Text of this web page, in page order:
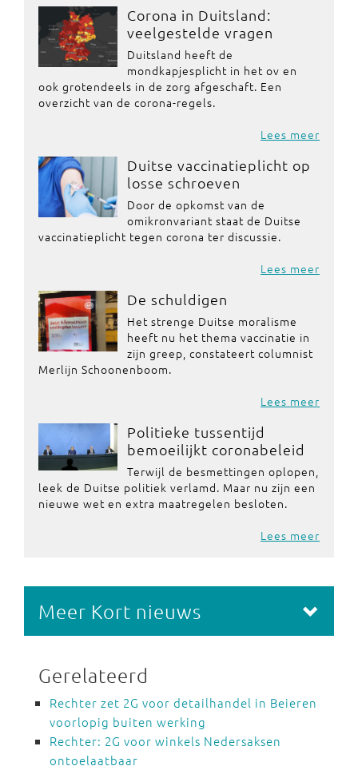
Corona in Duitsland:
veelgestelde vragen
Duitsland heeft de
mondkapjesplicht in het ov en
ook grotendeels in de zorg afgeschaft. Een
overzicht van de corona-regels.
Lees meer
Duitse vaccinatieplicht op
losse schroeven
Door de opkomst van de
omikronvariant staat de Duitse
vaccinatieplicht tegen corona ter discussie.
Lees meer
De schuldigen
Het strenge Duitse moralisme
heeft nu het thema vaccinatie in
zijn greep, constateert columnist
Merlijn Schoonenboom.
Lees meer
Politieke tussentijd
bemoeilijkt coronabeleid
Terwijl de besmettingen oplopen,
leek de Duitse politiek verlamd. Maar nu zijn een
nieuwe wet en extra maatregelen besloten.
Lees meer
Meer Kort nieuws
Gerelateerd
Rechter zet 2G voor detailhandel in Beieren
voorlopig buiten werking
Rechter: 2G voor winkels Nedersaksen
ontoelaatbaar